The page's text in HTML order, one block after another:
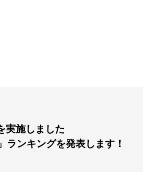
実施しました
ランキングを発表します！